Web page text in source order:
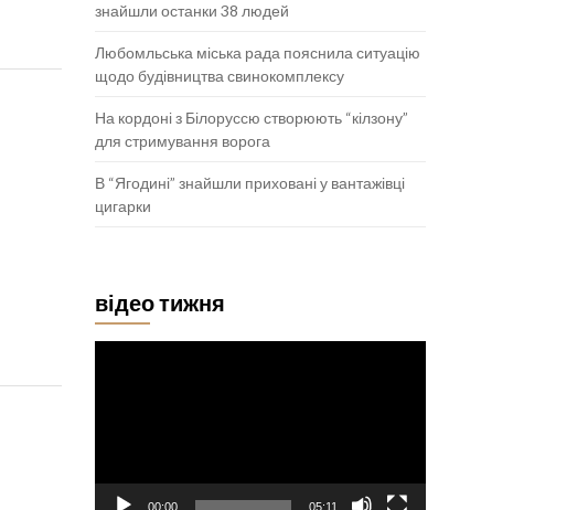
знайшли останки 38 людей
Любомльська міська рада пояснила ситуацію
щодо будівництва свинокомплексу
На кордоні з Білоруссю створюють “кілзону”
для стримування ворога
В “Ягодині” знайшли приховані у вантажівці
цигарки
відео тижня
00:00 05:11